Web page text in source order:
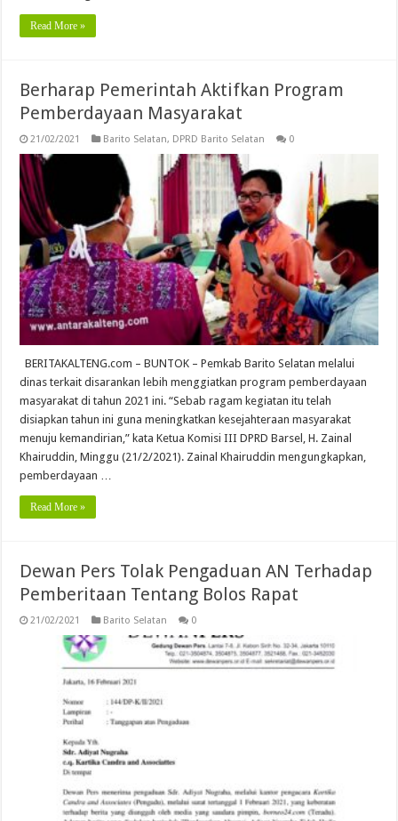
Read More »
Berharap Pemerintah Aktifkan Program
Pemberdayaan Masyarakat
21/02/2021 Barito Selatan, DPRD Barito Selatan 0
BERITAKALTENG.com – BUNTOK – Pemkab Barito Selatan melalui
dinas terkait disarankan lebih menggiatkan program pemberdayaan
masyarakat di tahun 2021 ini. “Sebab ragam kegiatan itu telah
disiapkan tahun ini guna meningkatkan kesejahteraan masyarakat
menuju kemandirian,” kata Ketua Komisi III DPRD Barsel, H. Zainal
Khairuddin, Minggu (21/2/2021). Zainal Khairuddin mengungkapkan,
pemberdayaan …
Read More »
Dewan Pers Tolak Pengaduan AN Terhadap
Pemberitaan Tentang Bolos Rapat
21/02/2021 Barito Selatan 0